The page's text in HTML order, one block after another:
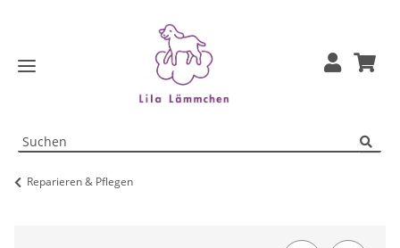
Reparieren & Pflegen